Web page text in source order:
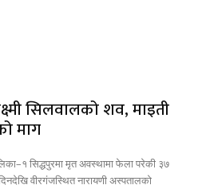
सिलवालको शव, माइती
माग
सिद्धपुरमा मृत अवस्थामा फेला परेकी ३७
वीरगंजस्थित नारायणी अस्पतालको